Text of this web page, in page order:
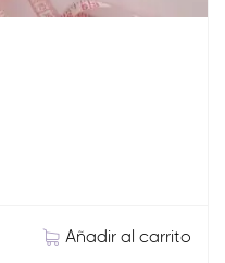
Añadir al carrito